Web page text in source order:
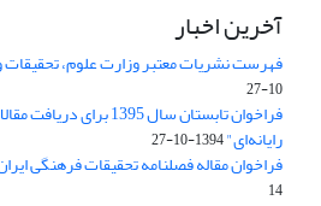
آخرین اخبار
فهرست نشریات معتبر وزارت علوم، تحقیقات و
10-27
فراخوان تابستان سال 1395
رایانه‌ای"1394-10-27
فراخوان مقاله فصلنامه تحقیقات فرهنگی ایران سال
14